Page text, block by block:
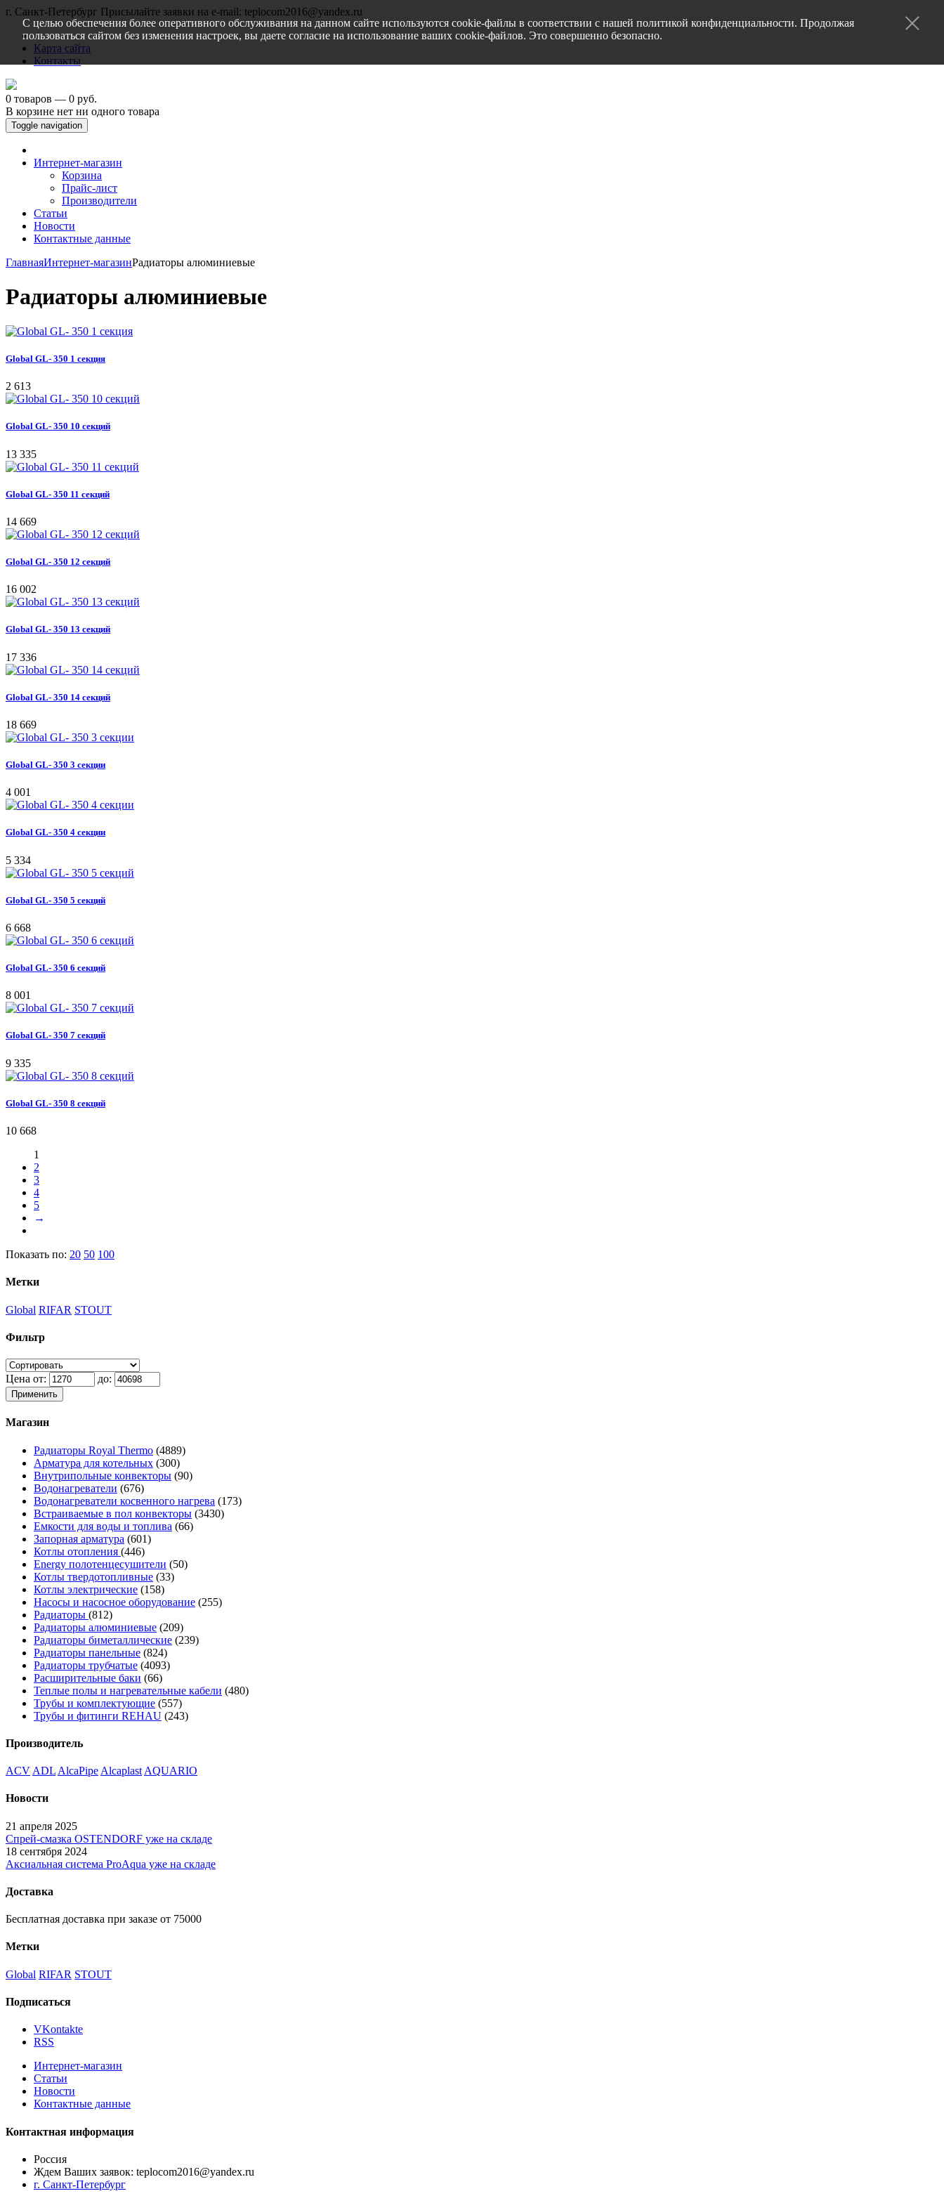
г. Санкт-Петербург Присылайте заявки на e-mail: teplocom2016@yandex.ru
Карта сайта
Контакты
0 товаров — 0 руб.
В корзине нет ни одного товара
Toggle navigation
Интернет-магазин
Корзина
Прайс-лист
Производители
Статьи
Новости
Контактные данные
ГлавнаяИнтернет-магазинРадиаторы алюминиевые
Радиаторы алюминиевые
Global GL- 350 1 секция
2 613
Global GL- 350 10 секций
13 335
Global GL- 350 11 секций
14 669
Global GL- 350 12 секций
16 002
Global GL- 350 13 секций
17 336
Global GL- 350 14 секций
18 669
Global GL- 350 3 секции
4 001
Global GL- 350 4 секции
5 334
Global GL- 350 5 секций
6 668
Global GL- 350 6 секций
8 001
Global GL- 350 7 секций
9 335
Global GL- 350 8 секций
10 668
1
2
3
4
5
→
Показать по: 20 50 100
Метки
Global RIFAR STOUT
Фильтр
Цена от: до:
Применить
Магазин
Радиаторы Royal Thermo (4889)
Арматура для котельных (300)
Внутрипольные конвекторы (90)
Водонагреватели (676)
Водонагреватели косвенного нагрева (173)
Встраиваемые в пол конвекторы (3430)
Емкости для воды и топлива (66)
Запорная арматура (601)
Котлы отопления (446)
Energy полотенцесушители (50)
Котлы твердотопливные (33)
Котлы электрические (158)
Насосы и насосное оборудование (255)
Радиаторы (812)
Радиаторы алюминиевые (209)
Радиаторы биметаллические (239)
Радиаторы панельные (824)
Радиаторы трубчатые (4093)
Расширительные баки (66)
Теплые полы и нагревательные кабели (480)
Трубы и комплектующие (557)
Трубы и фитинги REHAU (243)
Производитель
ACV ADL AlcaPipe Alcaplast AQUARIO
Новости
21 апреля 2025
Спрей-смазка OSTENDORF уже на складе
18 сентября 2024
Аксиальная система ProAqua уже на складе
Доставка
Бесплатная доставка при заказе от 75000
Метки
Global RIFAR STOUT
Подписаться
VKontakte
RSS
Интернет-магазин
Статьи
Новости
Контактные данные
Контактная информация
Россия
Ждем Ваших заявок: teplocom2016@yandex.ru
г. Санкт-Петербург
С целью обеспечения более оперативного обслуживания на данном сайте используются cookie-файлы в соответствии с нашей политикой конфиденциальности. Продолжая
пользоваться сайтом без изменения настроек, вы даете согласие на использование ваших cookie-файлов. Это совершенно безопасно.